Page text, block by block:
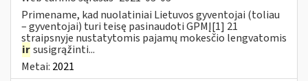
Primename, kad nuolatiniai Lietuvos gyventojai (toliau
– gyventojai) turi teisę pasinaudoti GPMĮ[1] 21
straipsnyje nustatytomis pajamų mokesčio lengvatomis
irsusigrąžinti...
Metai: 2021